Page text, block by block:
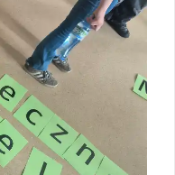
szkolne
i Kołobrzegu
„
i Malborka 🏰🌊